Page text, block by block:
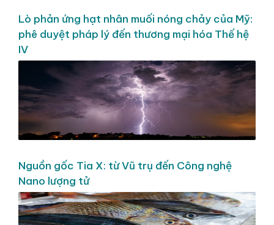
Lò phản ứng hạt nhân muối nóng chảy của Mỹ:
phê duyệt pháp lý đến thương mại hóa Thế hệ
IV
Nguồn gốc Tia X: từ Vũ trụ đến Công nghệ
Nano lượng tử